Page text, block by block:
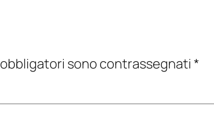
sono contrassegnati*